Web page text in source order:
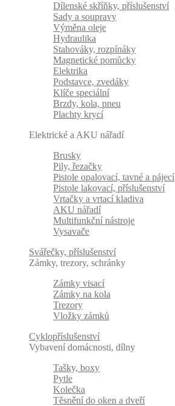
Dílenské skříňky, příslušenství
Sady a soupravy
Výměna oleje
Hydraulika
Stahováky, rozpínáky
Magnetické pomůcky
Elektrika
Podstavce, zvedáky
Klíče speciální
Brzdy, kola, pneu
Plachty krycí
Elektrické a AKU nářadí
Brusky
Pily, řezačky
Pistole opalovací, tavné a pájecí
Pistole lakovací, příslušenství
Vrtačky a vrtací kladiva
AKU nářadí
Multifunkční nástroje
Vysavače
Svářečky, příslušenství
Zámky, trezory, schránky
Zámky visací
Zámky na kola
Trezory
Vložky zámků
Cyklopříslušenství
Vybavení domácnosti, dílny
Tašky, boxy
Pytle
Kolečka
Těsnění do oken a dveří